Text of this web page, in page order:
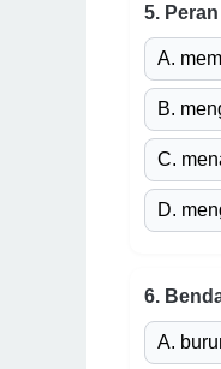
5.
A.
B.
C.
D.
6.
A.